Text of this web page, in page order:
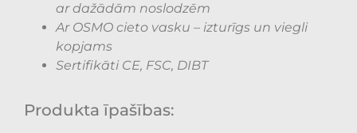
ar dažādām noslodzēm
Ar OSMO cieto vasku – izturīgs un viegli
kopjams
Sertifikāti CE, FSC, DIBT
Produkta īpašības: